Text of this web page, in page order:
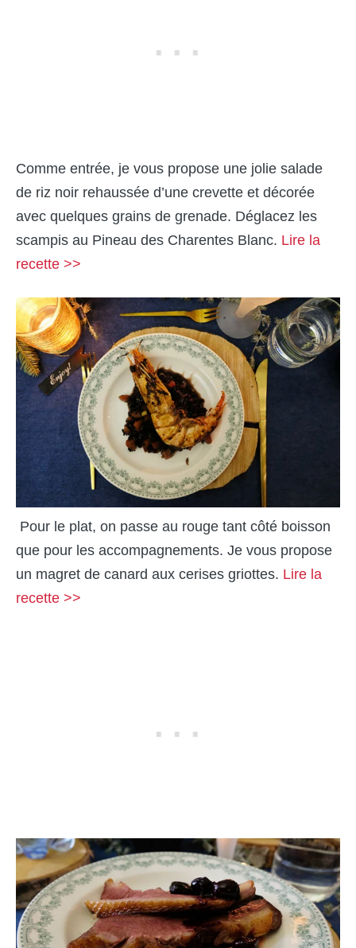
Comme entrée, je vous propose une jolie salade
de riz noir rehaussée d’une crevette et décorée
avec quelques grains de grenade. Déglacez les
scampis au Pineau des Charentes Blanc. Lire la
recette >>
Pour le plat, on passe au rouge tant côté boisson
que pour les accompagnements. Je vous propose
un magret de canard aux cerises griottes. Lire la
recette >>